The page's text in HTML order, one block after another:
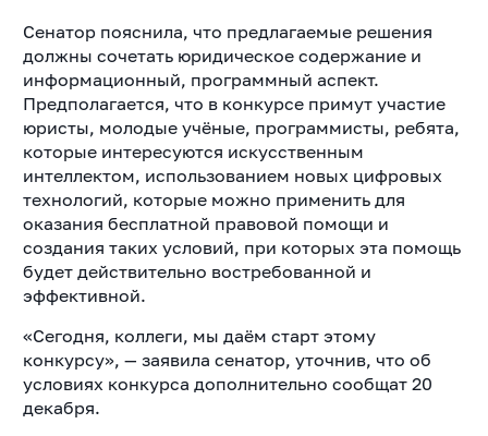
Сенатор пояснила, что предлагаемые решения
должны сочетать юридическое содержание и
информационный, программный аспект.
Предполагается, что в конкурсе примут участие
юристы, молодые учёные, программисты, ребята,
которые интересуются искусственным
интеллектом, использованием новых цифровых
технологий, которые можно применить для
оказания бесплатной правовой помощи и
создания таких условий, при которых эта помощь
будет действительно востребованной и
эффективной.
«Сегодня, коллеги, мы даём старт этому
конкурсу», — заявила сенатор, уточнив, что об
условиях конкурса дополнительно сообщат 20
декабря.